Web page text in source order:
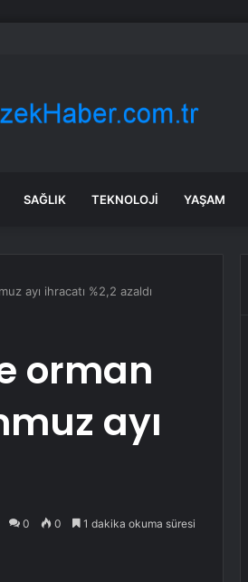
kötü kokulu suda yüzmeyin
SAĞLIK TEKNOLOJI YAŞAM
ayı ihracatı %2,2 azaldı
orman
ayı
0 0 1 dakika okuma süresi